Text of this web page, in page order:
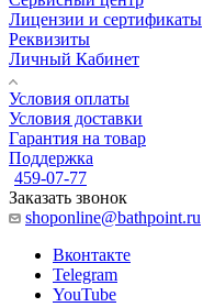
Лицензии и сертификаты
Реквизиты
Личный Кабинет
Условия оплаты
Условия доставки
Гарантия на товар
Поддержка
459-07-77
Заказать звонок
shoponline@bathpoint.ru
Вконтакте
Telegram
YouTube